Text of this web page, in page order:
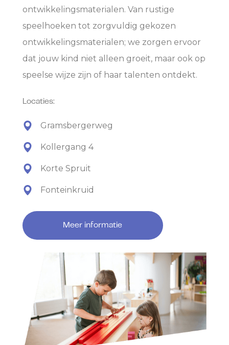
ontwikkelingsmaterialen. Van rustige
speelhoeken tot zorgvuldig gekozen
ontwikkelingsmaterialen; we zorgen ervoor
dat jouw kind niet alleen groeit, maar ook op
speelse wijze zijn of haar talenten ontdekt.
Locaties:
Gramsbergerweg
Kollergang 4
Korte Spruit
Fonteinkruid
Meer informatie